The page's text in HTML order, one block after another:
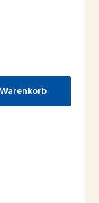
benutze die